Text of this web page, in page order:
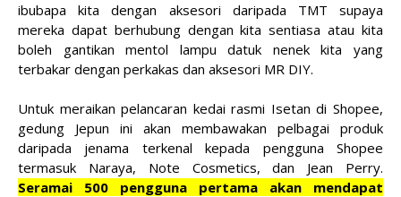
ibubapa kita dengan aksesori daripada TMT supaya
mereka dapat berhubung dengan kita sentiasa atau kita
boleh gantikan mentol lampu datuk nenek kita yang
terbakar dengan perkakas dan aksesori MR DIY.
Untuk meraikan pelancaran kedai rasmi Isetan di Shopee,
gedung Jepun ini akan membawakan pelbagai produk
daripada jenama terkenal kepada pengguna Shopee
termasuk Naraya, Note Cosmetics, dan Jean Perry.
Seramai 500 pengguna pertama akan mendapat